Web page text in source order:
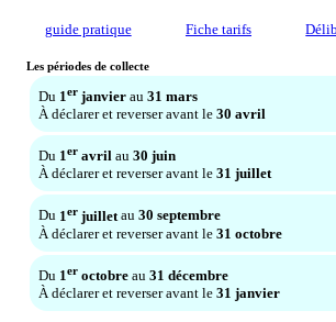
guide pratique Fiche tarifs
Les périodes de collecte
Du 1er janvier au 31 mars
À déclarer et reverser avant le 30 avril
Du 1er avril au 30 juin
À déclarer et reverser avant le 31 juillet
Du 1er juillet au 30 septembre
À déclarer et reverser avant le 31 octobre
Du 1er octobre au 31 décembre
À déclarer et reverser avant le 31 janvier